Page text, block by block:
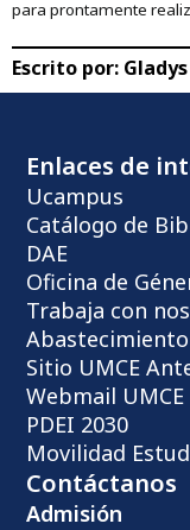
para prontamente
Escrito por:
Enlaces de
Ucampus
Catálogo de
DAE
Oficina de
Trabaja con
Abastecimiento
Sitio UMCE
Webmail UMCE
PDEI 2030
Movilidad
Contáctanos
Admisión